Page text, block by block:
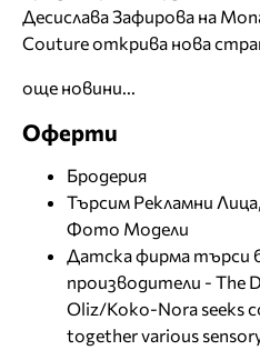
Десислава Зафирова на
Couture открива нова
още новини...
Оферти
Бродерия
Търсим Рекламни
Фото Модели
Датска фирма търси
производители - The
Oliz/Koko-Nora seeks
together various